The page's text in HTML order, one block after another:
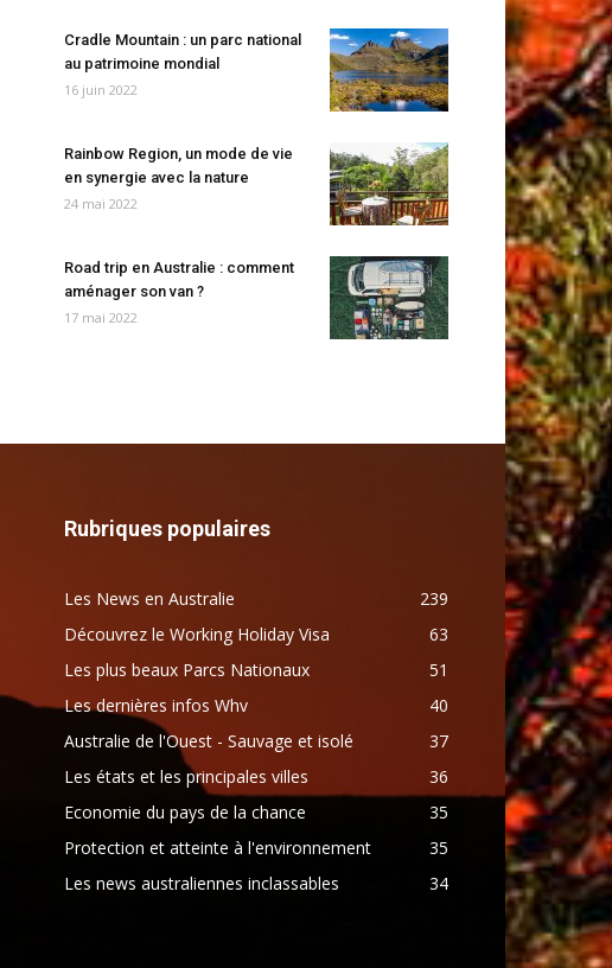
Cradle Mountain : un parc national
au patrimoine mondial
16 juin 2022
Rainbow Region, un mode de vie
en synergie avec la nature
24 mai 2022
Road trip en Australie : comment
aménager son van ?
17 mai 2022
Rubriques populaires
Les News en Australie
239
Découvrez le Working Holiday Visa
63
Les plus beaux Parcs Nationaux
51
Les dernières infos Whv
40
Australie de l'Ouest - Sauvage et isolé
37
Les états et les principales villes
36
Economie du pays de la chance
35
Protection et atteinte à l'environnement
35
Les news australiennes inclassables
34